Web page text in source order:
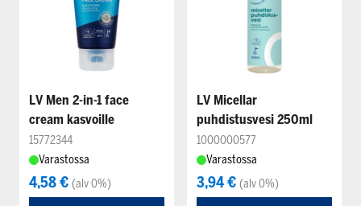
LV Men 2-in-1 face
cream kasvoille
15772344
Varastossa
4,58 € (alv 0%)
LV Micellar
puhdistusvesi 250ml
1000000577
Varastossa
3,94 € (alv 0%)